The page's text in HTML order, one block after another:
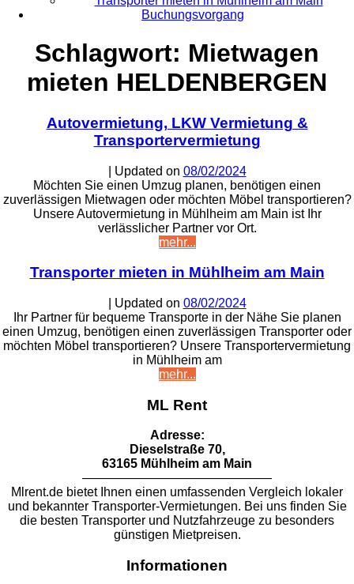
Buchungsvorgang
Schlagwort: Mietwagen
mieten HELDENBERGEN
Autovermietung, LKW Vermietung &
Transportervermietung
| Updated on 08/02/2024
Möchten Sie einen Umzug planen, benötigen einen
zuverlässigen Mietwagen oder möchten Möbel transportieren?
Unsere Autovermietung in Mühlheim am Main ist Ihr
verlässlicher Partner vor Ort.
mehr...
Transporter mieten in Mühlheim am Main
| Updated on 08/02/2024
Ihr Partner für bequeme Transporte in der Nähe Sie planen
einen Umzug, benötigen einen zuverlässigen Transporter oder
möchten Möbel transportieren? Unsere Transportervermietung
in Mühlheim am
mehr...
ML Rent
Adresse:
Dieselstraße 70,
63165 Mühlheim am Main
———————————————
Mlrent.de bietet Ihnen einen umfassenden Vergleich lokaler
und bekannter Transporter-Vermietungen. Bei uns finden Sie
die besten Transporter und Nutzfahrzeuge zu besonders
günstigen Mietpreisen.
Informationen